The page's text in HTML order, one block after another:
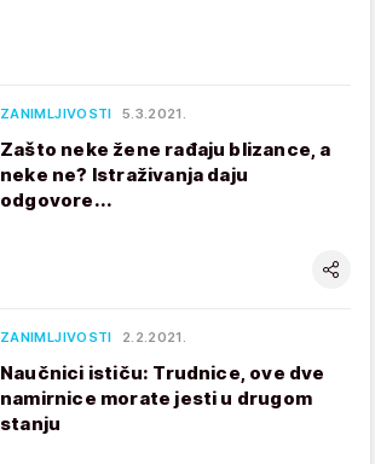
ZANIMLJIVOSTI 5.3.2021.
Zašto neke žene rađaju blizance, a
neke ne? Istraživanja daju
odgovore...
ZANIMLJIVOSTI 2.2.2021.
Naučnici ističu: Trudnice, ove dve
namirnice morate jesti u drugom
stanju